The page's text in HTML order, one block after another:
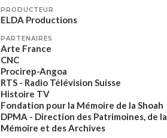
PRODUCTEUR
ELDA Productions
PARTENAIRES
Arte France
CNC
Procirep-Angoa
RTS - Radio Télévision Suisse
Histoire TV
Fondation pour la Mémoire de la Shoah
DPMA - Direction des Patrimoines, de la
Mémoire et des Archives